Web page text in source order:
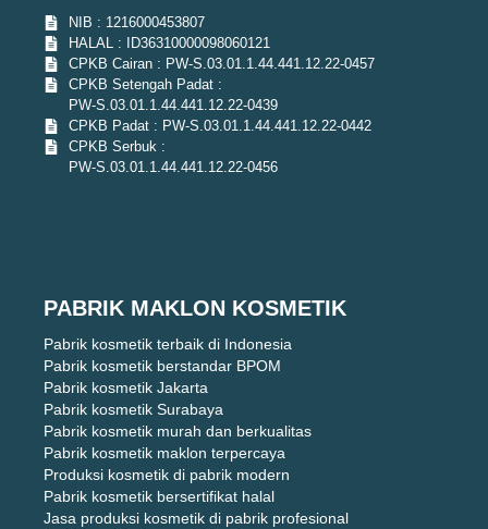
NIB : 1216000453807
HALAL : ID36310000098060121
CPKB Cairan : PW-S.03.01.1.44.441.12.22-0457
CPKB Setengah Padat :
PW-S.03.01.1.44.441.12.22-0439
CPKB Padat : PW-S.03.01.1.44.441.12.22-0442
CPKB Serbuk :
PW-S.03.01.1.44.441.12.22-0456
PABRIK MAKLON KOSMETIK
Pabrik kosmetik terbaik di Indonesia
Pabrik kosmetik berstandar BPOM
Pabrik kosmetik Jakarta
Pabrik kosmetik Surabaya
Pabrik kosmetik murah dan berkualitas
Pabrik kosmetik maklon terpercaya
Produksi kosmetik di pabrik modern
Pabrik kosmetik bersertifikat halal
Jasa produksi kosmetik di pabrik profesional